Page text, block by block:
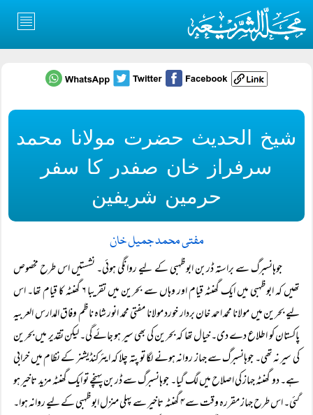
شیخ الحدیث حضرت مولانا محمد
سرفراز خان صفدر کا سفر
حرمین شریفین
مفتی محمد جمیل خان
جوہانسبرگ سے براستہ ڈربن ابوظہبی کے لیے روانگی ہوئی۔ نشستیں اس طرح مخصوص
تھیں کہ ابوظہبی میں ایک گھنٹہ قیام اور وہاں سے بحرین میں تقریبا ۶ گھنٹہ کا قیام تھا۔ اس
لیے بحرین میں مولانا محمد احمد خان بردار خورد مولانا مفتی محمد انور شاہ ناظم وفاق المدارس العربیہ
پاکستان کو اطلاع دے دی۔ خیال تھا کہ بحرین کی بھی سیر ہو جائے گی۔ لیکن تقدیر میں بحرین
کی سیر نہ تھی۔ جوہانسبرگ سے جہاز روانہ ہونے لگا تو پتہ چلا کہ ایئرکنڈیشنر کے نظام میں خرابی
ہے۔ دو گھنٹہ جہاز کی اصلاح میں لگ گیا۔ جوہانسبرگ سے ڈربن پہنچے تو ایک گھنٹہ مزید تاخیر ہو
گئی۔ اس طرح جہاز مقررہ وقت سے ۴ گھنٹہ تاخیر سے پہلی منزل ابوظہبی کے لیے روانہ ہوا۔